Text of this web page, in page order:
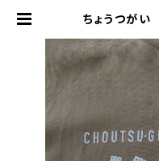
ちょうつが
U-GIRL |
-